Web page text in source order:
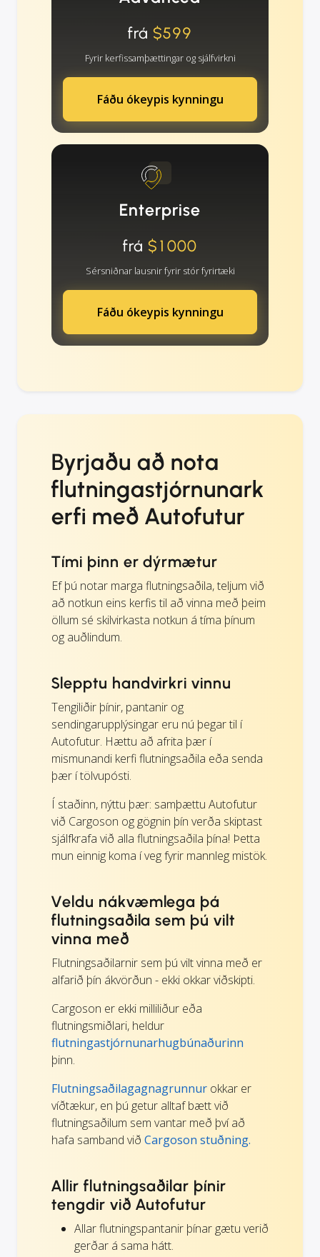
frá $599
Fyrir kerfissamþættingar og sjálfvirkni
Fáðu ókeypis kynningu
Enterprise
frá $1000
Sérsniðnar lausnir fyrir stór fyrirtæki
Fáðu ókeypis kynningu
Byrjaðu að nota
flutningastjórnunark
erfi með Autofutur
Tími þinn er dýrmætur
Ef þú notar marga flutningsaðila, teljum við
að notkun eins kerfis til að vinna með þeim
öllum sé skilvirkasta notkun á tíma þínum
og auðlindum.
Slepptu handvirkri vinnu
Tengiliðir þínir, pantanir og
sendingarupplýsingar eru nú þegar til í
Autofutur. Hættu að afrita þær í
mismunandi kerfi flutningsaðila eða senda
þær í tölvupósti.
Í staðinn, nýttu þær: samþættu Autofutur
við Cargoson og gögnin þín verða skiptast
sjálfkrafa við alla flutningsaðila þína! Þetta
mun einnig koma í veg fyrir mannleg mistök.
Veldu nákvæmlega þá
flutningsaðila sem þú vilt
vinna með
Flutningsaðilarnir sem þú vilt vinna með er
alfarið þín ákvörðun - ekki okkar viðskipti.
Cargoson er ekki milliliður eða
flutningsmiðlari, heldur
flutningastjórnunarhugbúnaðurinn
þinn.
Flutningsaðilagagnagrunnur okkar er
víðtækur, en þú getur alltaf bætt við
flutningsaðilum sem vantar með því að
hafa samband við Cargoson stuðning.
Allir flutningsaðilar þínir
tengdir við Autofutur
Allar flutningspantanir þínar gætu verið
gerðar á sama hátt.